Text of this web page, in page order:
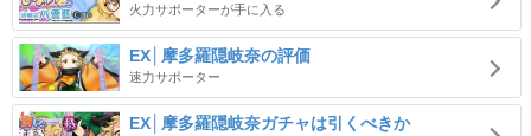
火力サポーターが手に入る
EX│摩多羅隠岐奈の評価
速力サポーター
EX│摩多羅隠岐奈ガチャは引くべきか